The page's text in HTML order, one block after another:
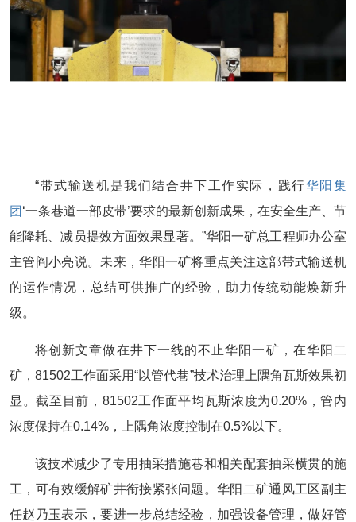
“带式输送机是我们结合井下工作实际，践行华阳集
团 ‘一条巷道一部皮带’要求的最新创新成果，在安全生产、节
能降耗、减员提效方面效果显著。”华阳一矿总工程师办公室
主管阎小亮说。未来，华阳一矿将重点关注这部带式输送机
的运作情况，总结可供推广的经验，助力传统动能焕新升
级。
将创新文章做在井下一线的不止华阳一矿，在华阳二
矿，81502工作面采用“以管代巷”技术治理上隅角瓦斯效果初
显。截至目前，81502工作面平均瓦斯浓度为0.20%，管内
浓度保持在0.14%，上隅角浓度控制在0.5%以下。
该技术减少了专用抽采措施巷和相关配套抽采横贯的施
工，可有效缓解矿井衔接紧张问题。华阳二矿通风工区副主
任赵乃玉表示，要进一步总结经验，加强设备管理，做好管